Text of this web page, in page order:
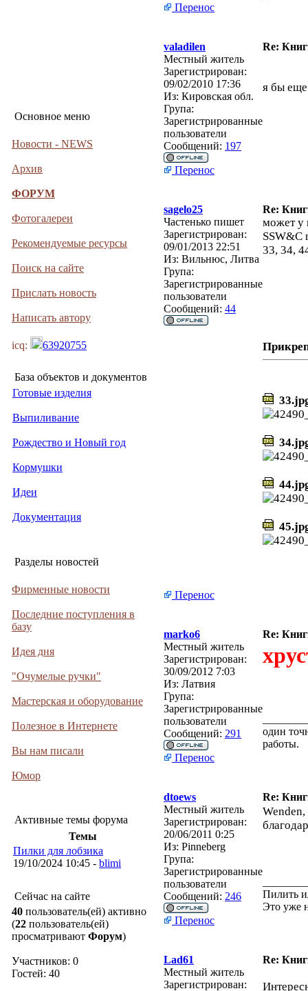
Основное меню
Новости - NEWS
Архив
ФОРУМ
Фотогалереи
Рекомендуемые ресурсы
Поиск на сайте
Прислать новость
Написать автору
icq: 63920755
База объектов и документов
Готовые изделия
Выпиливание
Рождество и Новый год
Кормушки
Идеи
Документация
Разделы новостей
Фирменные новости
Последние поступления в
базу
Идея дня
"Очумелые ручки"
Мастерская и оборудование
Полезное в Интернете
Вы нам писали
Юмор
Активные темы форума
Темы
Пилки для лобзика
19/10/2024 10:45 - blimi
Сейчас на сайте
40 пользователь(ей) активно
(22 пользователь(ей)
просматривают Форум)
Участников: 0
Гостей: 40
Перенос
valadilen
Re:
Местный житель
Зарегистрирован:
09/02/2010 17:36
Из: Кировская обл.
Група:
Зарегистрированные
пользователи
Сообщений: 197
я бы
Перенос
sagelo25
Re:
Частенько пишет
Зарегистрирован:
09/01/2013 22:51
Из: Вильнюс, Литва
Група:
Зарегистрированные
пользователи
Сообщений: 44
может у
SSW&C
33, 34,
Перенос
marko6
Re:
Местный житель
Зарегистрирован:
30/09/2012 7:03
Из: Латвия
Група:
Зарегистрированные
пользователи
Сообщений: 291
один
работы.
Перенос
dtoews
Re:
Местный житель
Зарегистрирован:
20/06/2011 0:25
Из: Pinneberg
Група:
Зарегистрированные
пользователи
Сообщений: 246
Пилить
Это уже
Перенос
Lad61
Re:
Местный житель
Зарегистрирован: